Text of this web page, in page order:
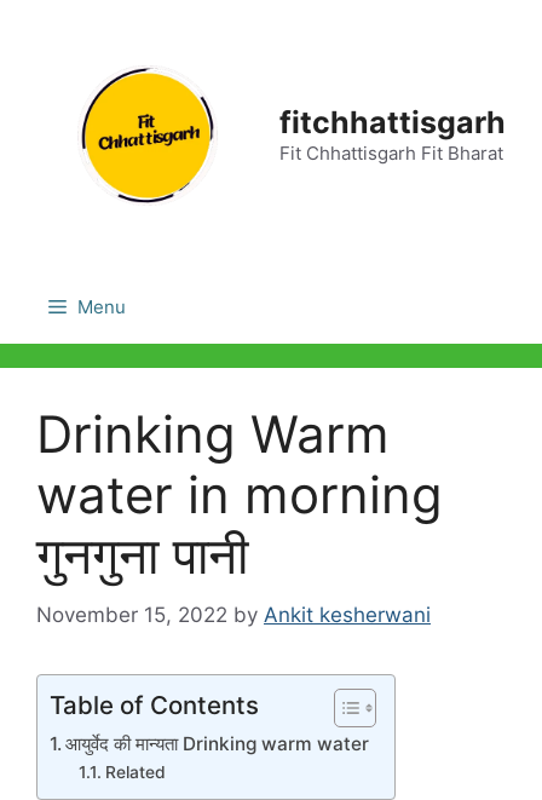
fitchhattisgarh
Fit Chhattisgarh Fit Bharat
Menu
Drinking Warm
water in morning
गुनगुना पानी
November 15, 2022 by Ankit kesherwani
Table of Contents
आयुर्वेद की मान्यता Drinking warm water
Related